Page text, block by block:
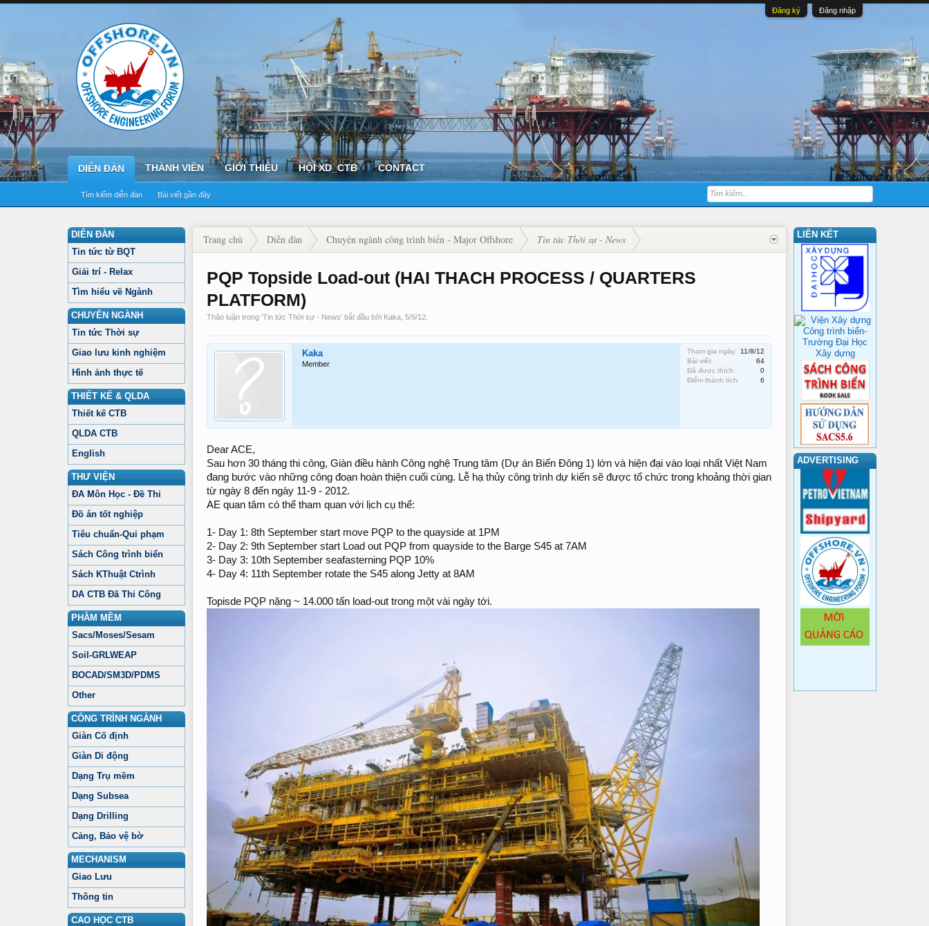
Đăng ký Đăng nhập
DIỄN ĐÀN
Tìm kiếm diễn đàn Bài viết gần đây
THÀNH VIÊN GIỚI THIỆU HỘI XD_CTB CONTACT
DIỄN ĐÀN
Tin tức từ BQT
Giải trí - Relax
Tìm hiểu về Ngành
CHUYÊN NGÀNH
Tin tức Thời sự
Giao lưu kinh nghiệm
Hình ảnh thực tế
THIẾT KẾ & QLDA
Thiết kế CTB
QLDA CTB
English
THƯ VIỆN
ĐA Môn Học - Đề Thi
Đồ án tốt nghiệp
Tiêu chuẩn-Qui phạm
Sách Công trình biển
Sách KThuật Ctrình
DA CTB Đã Thi Công
PHẦM MỀM
Sacs/Moses/Sesam
Soil-GRLWEAP
BOCAD/SM3D/PDMS
Other
CÔNG TRÌNH NGÀNH
Giàn Cố định
Giàn Di động
Dạng Trụ mềm
Dạng Subsea
Dạng Drilling
Cảng, Bảo vệ bờ
MECHANISM
Giao Lưu
Thông tin
CAO HỌC CTB
Trang chủ Diễn đàn Chuyên ngành công trình biển - Major Offshore Tin tức Thời sự - News
PQP Topside Load-out (HAI THACH PROCESS / QUARTERS
PLATFORM)
Thảo luận trong 'Tin tức Thời sự - News' bắt đầu bởi Kaka 5/9/12
Kaka
Member
Tham gia ngày:
11/8/12
Bài viết:
64
Đã được thích:
0
Điểm thành tích:
6
Dear ACE,
Sau hơn 30 tháng thi công, Giàn điều hành Công nghệ Trung tâm (Dự án Biển Đông 1) lớn và hiện đại vào loại nhất Việt Nam
đang bước vào những công đoạn hoàn thiện cuối cùng. Lễ hạ thủy công trình dự kiến sẽ được tổ chức trong khoảng thời gian
từ ngày 8 đến ngày 11-9 - 2012.
AE quan tâm có thể tham quan với lịch cụ thể:
1- Day 1: 8th September start move PQP to the quayside at 1PM
2- Day 2: 9th September start Load out PQP from quayside to the Barge S45 at 7AM
3- Day 3: 10th September seafasterning PQP 10%
4- Day 4: 11th September rotate the S45 along Jetty at 8AM
Topisde PQP nặng ~ 14.000 tấn load-out trong một vài ngày tới.
LIÊN KẾT
ADVERTISING